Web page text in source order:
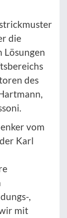
die
Lösungen
des
vom
Karl
,
mit